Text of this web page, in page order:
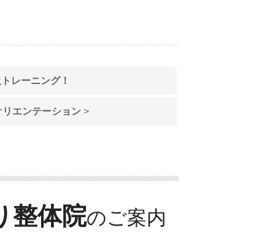
レーニング！
エンテーション >
整体院